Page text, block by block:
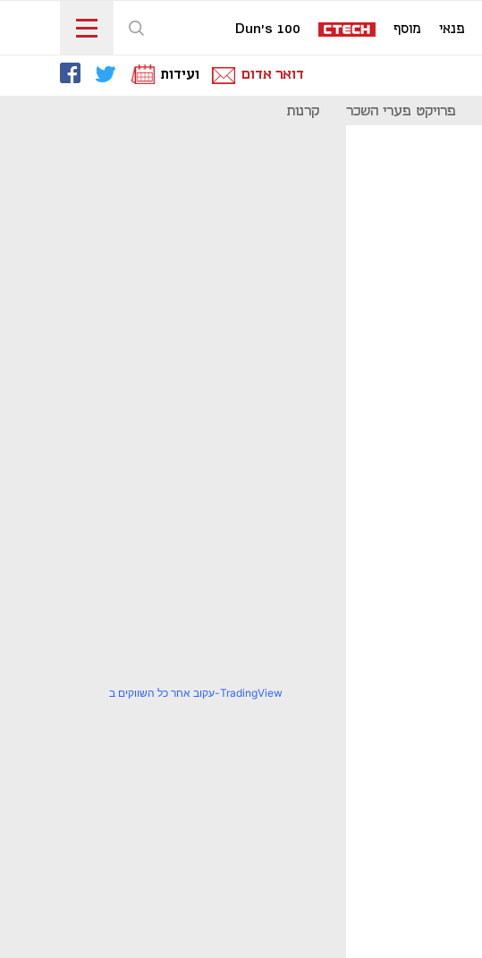
פנאי מוסף Dun's 100
דואר אדום ועידות
פרויקט פערי השכר קרנות
עקוב אחר כל השווקים ב-TradingView